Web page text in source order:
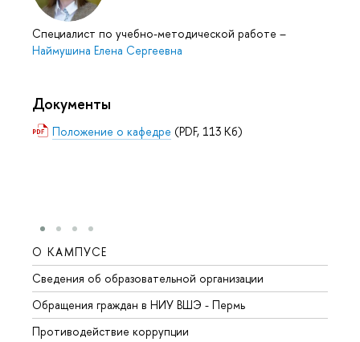
Специалист по учебно-методической работе –
Наймушина Елена Сергеевна
Документы
Положение о кафедре (PDF, 113 Кб)
О КАМПУСЕ
Сведения об образовательной организации
Обращения граждан в НИУ ВШЭ - Пермь
Противодействие коррупции